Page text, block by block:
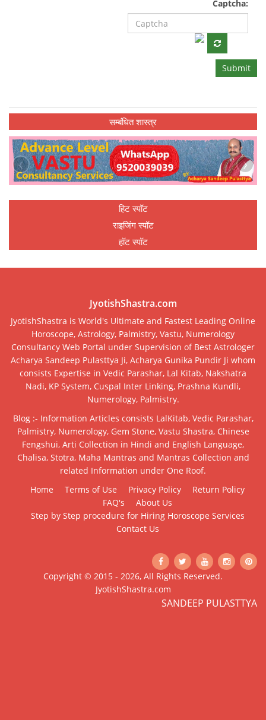
Captcha:
Submit
सम्बंधित शास्त्र
‹ ›
हिट स्पॉट
राइजिंग स्पॉट
हॉट स्पॉट
JyotishShastra.com
JyotishShastra is World's Ultimate and Fastest Leading Online
Horoscope, Astrology, Palmistry, Vastu, Numerology
Consultancy Web Portal under Supervision of Best Astrologer
Acharya Sandeep Pulasttya Ji, Acharya Gunika Pundir Ji whom
consists Expertise in Vedic Parashar, Lal Kitab, Nakshatra
Nadi, KP System, Cuspal Inter Linking, Prashna Kundli,
Numerology, Palmistry.
Blog :- Information Articles consists LalKitab, Vedic Parashar,
Palmistry, Numerology, Gem Stone, Vastu Shastra, Chinese
Fengshui, Arti Collection in Hindi and English Language,
Chalisa, Stotra, Maha Mantras and Mantras Collection and
related Information under One Roof.
Home
Terms of Use Privacy Policy
Return Policy
FAQ's
About Us
Step by Step procedure for Hiring Horoscope Services
Contact Us
Copyright © 2015 - 2026, All Rights Reserved.
JyotishShastra.com
SANDEEP PULASTTYA